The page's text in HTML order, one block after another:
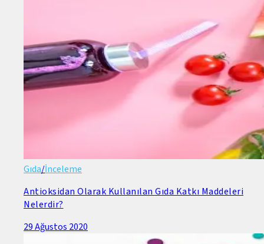
Gıda/İnceleme
Antioksidan Olarak Kullanılan Gıda Katkı Maddeleri
Nelerdir?
29 Ağustos 2020